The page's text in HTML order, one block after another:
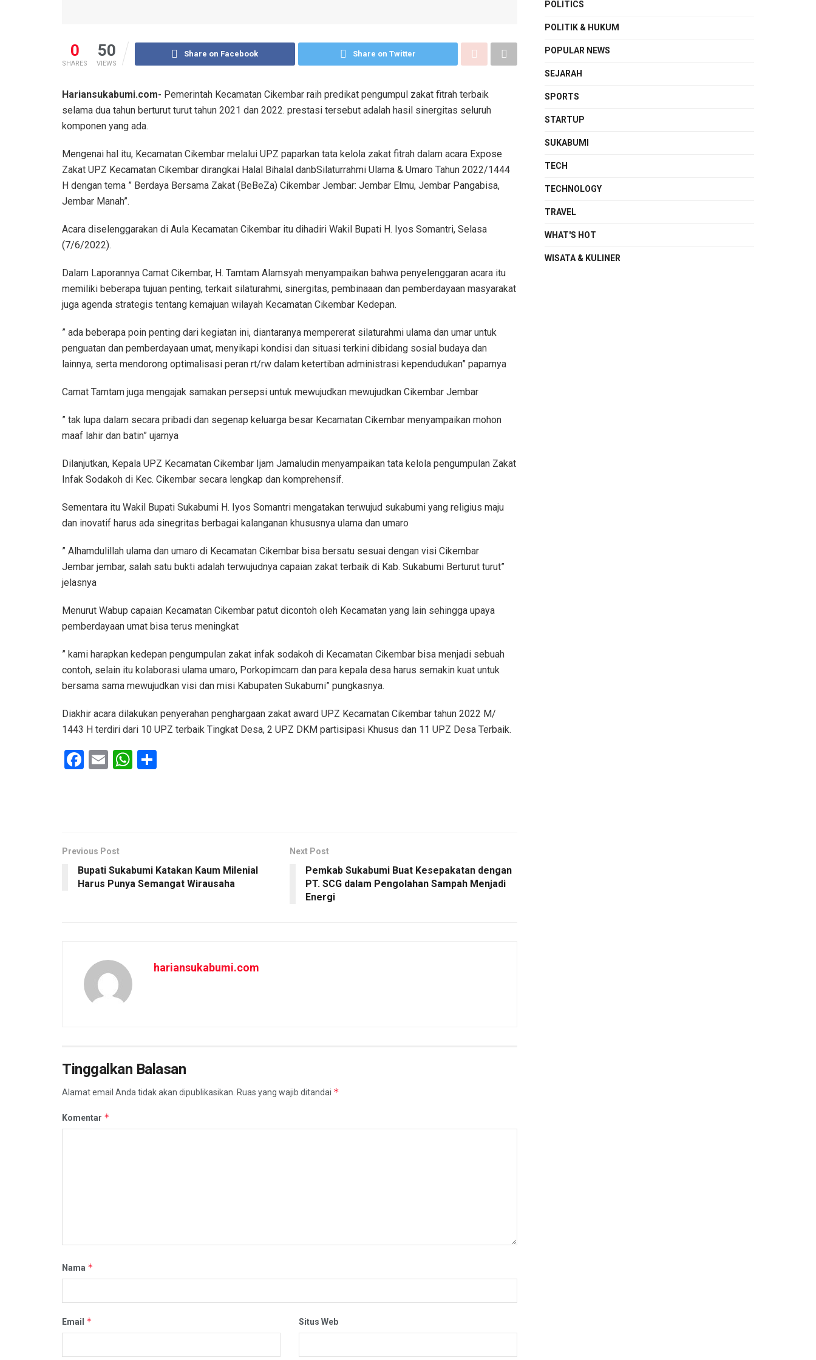
0
SHARES
50
VIEWS
Share on Facebook Share on Twitter
Hariansukabumi.com- Pemerintah Kecamatan Cikembar raih predikat pengumpul zakat fitrah terbaik
selama dua tahun berturut turut tahun 2021 dan 2022. prestasi tersebut adalah hasil sinergitas seluruh
komponen yang ada.
Mengenai hal itu, Kecamatan Cikembar melalui UPZ paparkan tata kelola zakat fitrah dalam acara Expose
Zakat UPZ Kecamatan Cikembar dirangkai Halal Bihalal danbSilaturrahmi Ulama & Umaro Tahun 2022/1444
H dengan tema ” Berdaya Bersama Zakat (BeBeZa) Cikembar Jembar: Jembar Elmu, Jembar Pangabisa,
Jembar Manah”.
Acara diselenggarakan di Aula Kecamatan Cikembar itu dihadiri Wakil Bupati H. Iyos Somantri, Selasa
(7/6/2022).
Dalam Laporannya Camat Cikembar, H. Tamtam Alamsyah menyampaikan bahwa penyelenggaran acara itu
memiliki beberapa tujuan penting, terkait silaturahmi, sinergitas, pembinaaan dan pemberdayaan masyarakat
juga agenda strategis tentang kemajuan wilayah Kecamatan Cikembar Kedepan.
” ada beberapa poin penting dari kegiatan ini, diantaranya mempererat silaturahmi ulama dan umar untuk
penguatan dan pemberdayaan umat, menyikapi kondisi dan situasi terkini dibidang sosial budaya dan
lainnya, serta mendorong optimalisasi peran rt/rw dalam ketertiban administrasi kependudukan” paparnya
Camat Tamtam juga mengajak samakan persepsi untuk mewujudkan mewujudkan Cikembar Jembar
” tak lupa dalam secara pribadi dan segenap keluarga besar Kecamatan Cikembar menyampaikan mohon
maaf lahir dan batin” ujarnya
Dilanjutkan, Kepala UPZ Kecamatan Cikembar Ijam Jamaludin menyampaikan tata kelola pengumpulan Zakat
Infak Sodakoh di Kec. Cikembar secara lengkap dan komprehensif.
Sementara itu Wakil Bupati Sukabumi H. Iyos Somantri mengatakan terwujud sukabumi yang religius maju
dan inovatif harus ada sinegritas berbagai kalanganan khususnya ulama dan umaro
” Alhamdulillah ulama dan umaro di Kecamatan Cikembar bisa bersatu sesuai dengan visi Cikembar
Jembar jembar, salah satu bukti adalah terwujudnya capaian zakat terbaik di Kab. Sukabumi Berturut turut”
jelasnya
Menurut Wabup capaian Kecamatan Cikembar patut dicontoh oleh Kecamatan yang lain sehingga upaya
pemberdayaan umat bisa terus meningkat
” kami harapkan kedepan pengumpulan zakat infak sodakoh di Kecamatan Cikembar bisa menjadi sebuah
contoh, selain itu kolaborasi ulama umaro, Porkopimcam dan para kepala desa harus semakin kuat untuk
bersama sama mewujudkan visi dan misi Kabupaten Sukabumi” pungkasnya.
Diakhir acara dilakukan penyerahan penghargaan zakat award UPZ Kecamatan Cikembar tahun 2022 M/
1443 H terdiri dari 10 UPZ terbaik Tingkat Desa, 2 UPZ DKM partisipasi Khusus dan 11 UPZ Desa Terbaik.
F
o
k
E
W
p
Previous Post
Bupati Sukabumi Katakan Kaum Milenial
Harus Punya Semangat Wirausaha
Next Post
Pemkab Sukabumi Buat Kesepakatan dengan
PT. SCG dalam Pengolahan Sampah Menjadi
Energi
hariansukabumi.com
Tinggalkan Balasan
Alamat email Anda tidak akan dipublikasikan. Ruas yang wajib ditandai *
Komentar *
Nama *
Email * Situs Web
POLITICS
POLITIK & HUKUM
POPULAR NEWS
SEJARAH
SPORTS
STARTUP
SUKABUMI
TECH
TECHNOLOGY
TRAVEL
WHAT'S HOT
WISATA & KULINER